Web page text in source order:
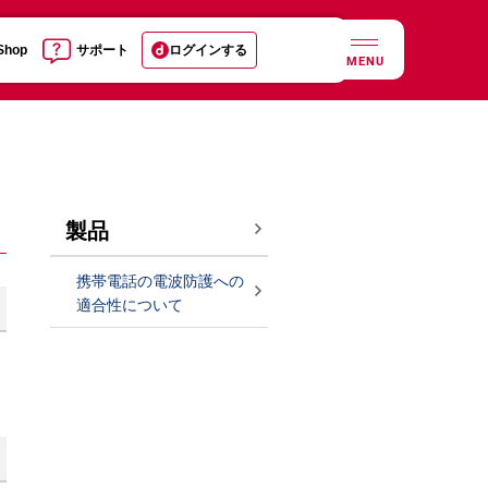
サポート ログインする
MENU
製品
携帯電話の電波防護への
適合性について